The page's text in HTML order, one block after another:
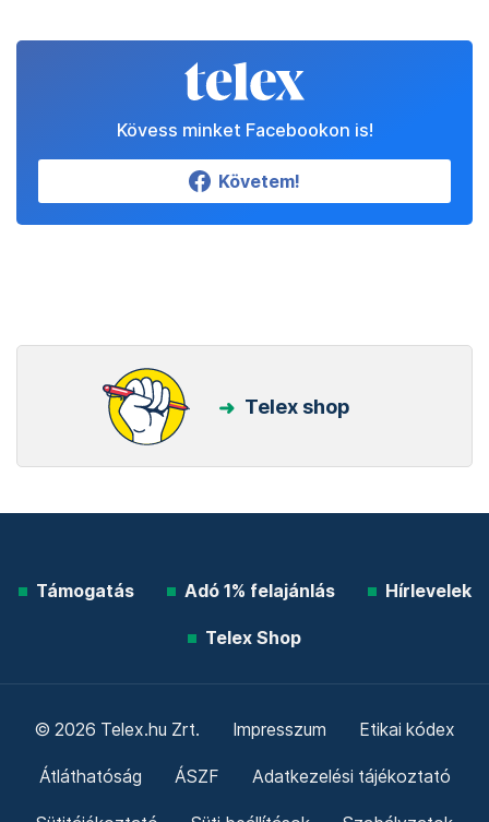
Kövess minket Facebookon is!
Követem!
Telex shop
Támogatás Adó 1% felajánlás Hírlevelek
Telex Shop
© 2026 Telex.hu Zrt. Impresszum Etikai kódex
Átláthatóság ÁSZF Adatkezelési tájékoztató